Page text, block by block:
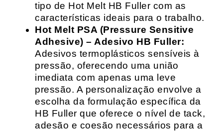
tipo de Hot Melt HB Fuller com as
características ideais para o trabalho.
Hot Melt PSA (Pressure Sensitive
Adhesive) – Adesivo HB Fuller:
Adesivos termoplásticos sensíveis à
pressão, oferecendo uma união
imediata com apenas uma leve
pressão. A personalização envolve a
escolha da formulação específica da
HB Fuller que oferece o nível de tack,
adesão e coesão necessários para a